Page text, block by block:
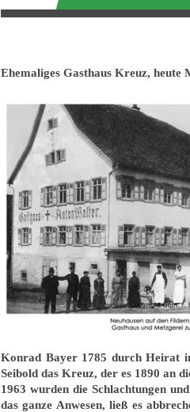
Ehemaliges Gasthaus Kreuz,
Konrad Bayer 1785 durch Heirat
Seibold das Kreuz, der es 1890 an
1963 wurden die Schlachtungen
das ganze Anwesen, ließ es